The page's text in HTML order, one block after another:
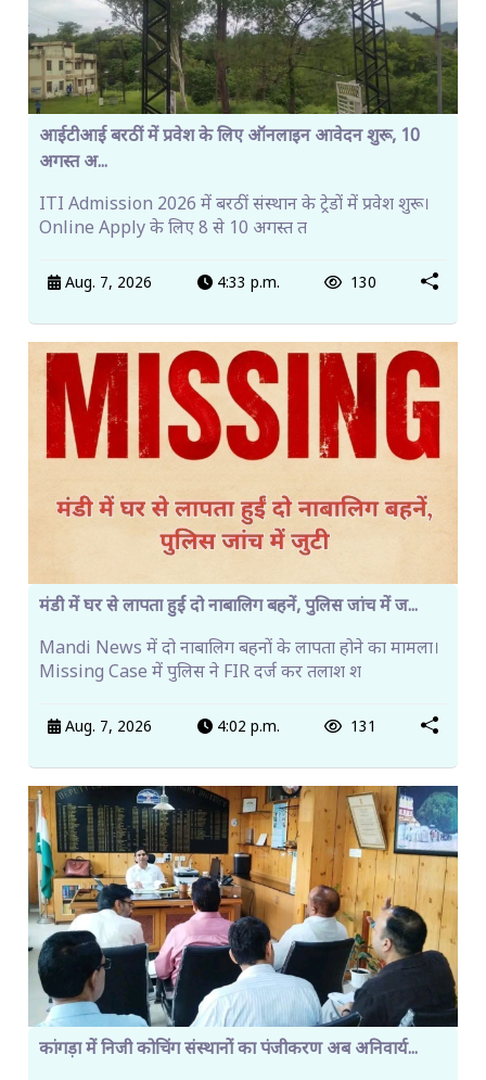
आईटीआई बरठीं में प्रवेश के लिए ऑनलाइन आवेदन शुरू, 10
अगस्त अ...
ITI Admission 2026 में बरठीं संस्थान के ट्रेडों में प्रवेश शुरू।
Online Apply के लिए 8 से 10 अगस्त त
Aug. 7, 2026 4:33 p.m. 130
मंडी में घर से लापता हुईं दो नाबालिग बहनें, पुलिस जांच में ज...
Mandi News में दो नाबालिग बहनों के लापता होने का मामला।
Missing Case में पुलिस ने FIR दर्ज कर तलाश श
Aug. 7, 2026 4:02 p.m. 131
कांगड़ा में निजी कोचिंग संस्थानों का पंजीकरण अब अनिवार्य...